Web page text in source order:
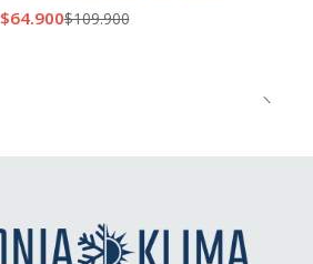
$64.900$109.900